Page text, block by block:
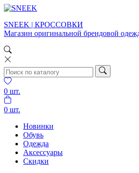
SNEEK | КРОССОВКИ
Магазин оригинальной брендовой
0 шт.
0 шт.
Новинки
Обувь
Одежда
Аксессуары
Скидки